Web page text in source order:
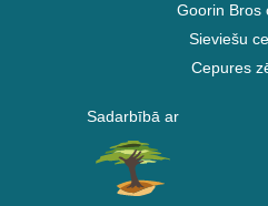
Goorin Bros
Sieviešu
Cepures
Sadarbībā ar